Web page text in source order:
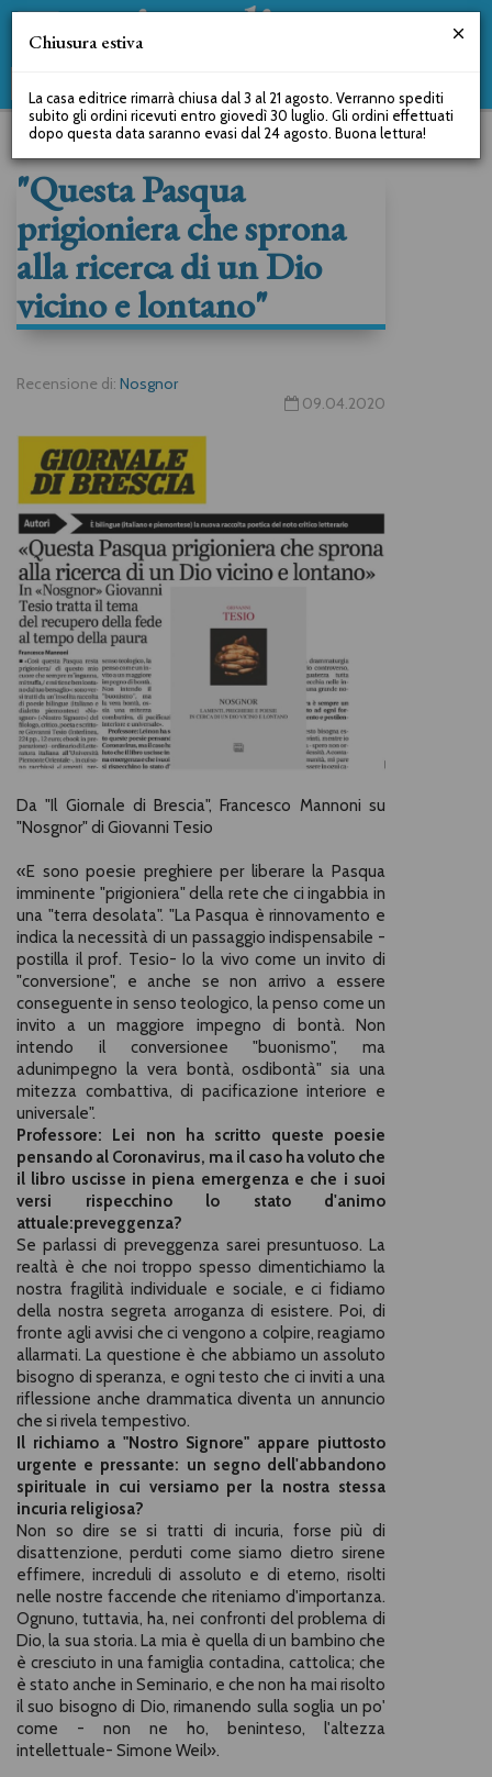
"Questa Pasqua
prigioniera che sprona
alla ricerca di un Dio
vicino e lontano"
Recensione di: Nosgnor
09.04.2020
Da "Il Giornale di Brescia", Francesco Mannoni su
"Nosgnor" di Giovanni Tesio
«E sono poesie preghiere per liberare la Pasqua
imminente "prigioniera" della rete che ci ingabbia in
una "terra desolata". "La Pasqua è rinnovamento e
indica la necessità di un passaggio indispensabile -
postilla il prof. Tesio- Io la vivo come un invito di
"conversione", e anche se non arrivo a essere
conseguente in senso teologico, la penso come un
invito a un maggiore impegno di bontà. Non
intendo il conversionee "buonismo", ma
adunimpegno la vera bontà, osdibontà" sia una
mitezza combattiva, di pacificazione interiore e
universale".
Professore: Lei non ha scritto queste poesie
pensando al Coronavirus, ma il caso ha voluto che
il libro uscisse in piena emergenza e che i suoi
versi rispecchino lo stato d'animo
attuale:preveggenza?
Se parlassi di preveggenza sarei presuntuoso. La
realtà è che noi troppo spesso dimentichiamo la
nostra fragilità individuale e sociale, e ci fidiamo
della nostra segreta arroganza di esistere. Poi, di
fronte agli avvisi che ci vengono a colpire, reagiamo
allarmati. La questione è che abbiamo un assoluto
bisogno di speranza, e ogni testo che ci inviti a una
riflessione anche drammatica diventa un annuncio
che si rivela tempestivo.
Il richiamo a "Nostro Signore" appare piuttosto
urgente e pressante: un segno dell'abbandono
spirituale in cui versiamo per la nostra stessa
incuria religiosa?
Non so dire se si tratti di incuria, forse più di
disattenzione, perduti come siamo dietro sirene
effimere, increduli di assoluto e di eterno, risolti
nelle nostre faccende che riteniamo d'importanza.
Ognuno, tuttavia, ha, nei confronti del problema di
Dio, la sua storia. La mia è quella di un bambino che
è cresciuto in una famiglia contadina, cattolica; che
è stato anche in Seminario, e che non ha mai risolto
il suo bisogno di Dio, rimanendo sulla soglia un po'
come - non ne ho, beninteso, l'altezza
intellettuale- Simone Weil».
Chiusura estiva
La casa editrice rimarrà chiusa dal 3 al 21 agosto. Verranno spediti
subito gli ordini ricevuti entro giovedì 30 luglio. Gli ordini effettuati
dopo questa data saranno evasi dal 24 agosto. Buona lettura!